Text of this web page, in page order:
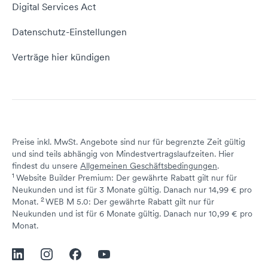
Server Hosting
Domain Reseller
Status dogado.de
Digital Services Act
Datenschutz-Einstellungen
Verträge hier kündigen
Preise inkl. MwSt. Angebote sind nur für begrenzte Zeit gültig
und sind teils abhängig von Mindestvertragslaufzeiten. Hier
findest du unsere Allgemeinen Geschäftsbedingungen.
1 Website Builder Premium: Der gewährte Rabatt gilt nur für
Neukunden und ist für 3 Monate gültig. Danach nur 14,99 € pro
Monat.↩ 1
2 WEB M 5.0: Der gewährte Rabatt gilt nur für
Neukunden und ist für 6 Monate gültig. Danach nur 10,99 € pro
Monat.↩ 1